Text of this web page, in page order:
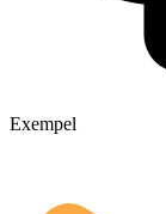
Exempel